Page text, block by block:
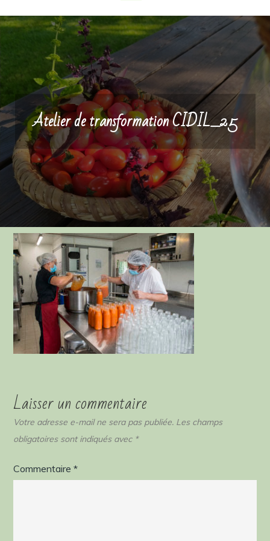
Atelier de transformation CIDIL_25
Laisser un commentaire
Votre adresse e-mail ne sera pas publiée. Les champs
obligatoires sont indiqués avec *
Commentaire*